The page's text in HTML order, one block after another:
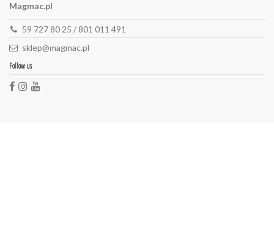
Magmac.pl
59 727 80 25 / 801 011 491
sklep@magmac.pl
Follow us